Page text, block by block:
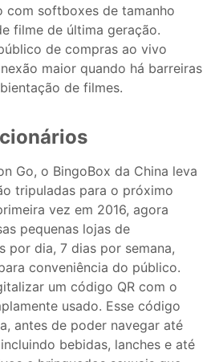
com softboxes de tamanho
filme de última geração.
de compras ao vivo
maior quando há barreiras
de filmes.
Go, o BingoBox da China leva
tripuladas para o próximo
vez em 2016, agora
pequenas lojas de
por dia, 7 dias por semana,
conveniência do público.
um código QR com o
usado. Esse código
antes de poder navegar até
bebidas, lanches e até